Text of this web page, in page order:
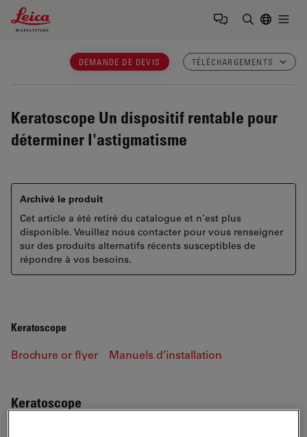
Leica Microsystems Logo
DEMANDE DE DEVIS TÉLÉCHARGEMENTS
Keratoscope Un dispositif rentable pour
déterminer l'astigmatisme
Archivé le produit
Cet article a été retiré du catalogue et n’est plus
disponible. Veuillez nous contacter pour vous renseigner
sur des produits alternatifs récents susceptibles de
répondre à vos besoins.
Keratoscope
Brochure or flyer Manuels d’installation
Keratoscope